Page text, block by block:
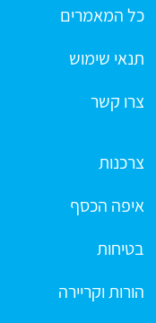
כל המאמרים
תנאי שימוש
צרו קשר
צרכנות
איפה הכסף
בטיחות
הורות וקריירה